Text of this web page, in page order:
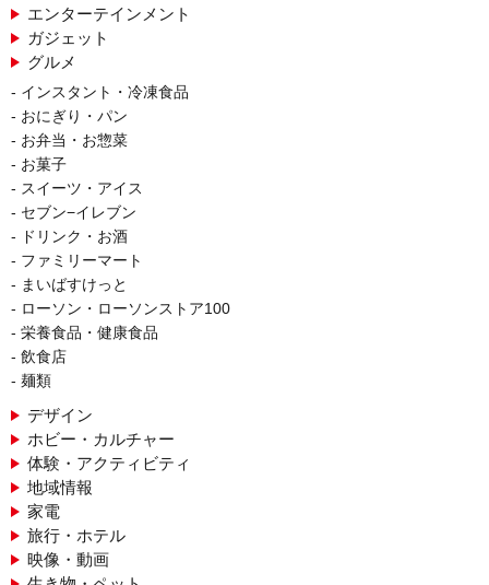
エンターテインメント
ガジェット
グルメ
インスタント・冷凍食品
おにぎり・パン
お弁当・お惣菜
お菓子
スイーツ・アイス
セブン−イレブン
ドリンク・お酒
ファミリーマート
まいばすけっと
ローソン・ローソンストア100
栄養食品・健康食品
飲食店
麺類
デザイン
ホビー・カルチャー
体験・アクティビティ
地域情報
家電
旅行・ホテル
映像・動画